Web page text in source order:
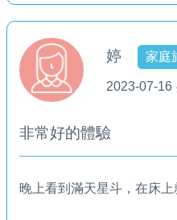
婷 家庭
2023-07-16
非常好的體驗
晚上看到滿天星斗，在床